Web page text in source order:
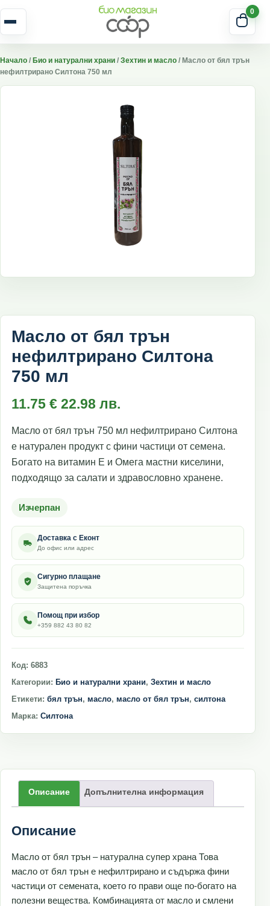
Skip to content 0
Начало / Био и натурални храни / Зехтин и масло / Масло от бял трън
нефилтрирано Силтона 750 мл
Масло от бял трън
нефилтрирано Силтона
750 мл
11.75 € 22.98 лв.
Масло от бял трън 750 мл нефилтрирано Силтона
е натурален продукт с фини частици от семена.
Богато на витамин Е и Омега мастни киселини,
подходящо за салати и здравословно хранене.
Изчерпан
Доставка с Еконт
До офис или адрес
Сигурно плащане
Защитена поръчка
Помощ при избор
+359 882 43 80 82
Код: 6883
Категории: Био и натурални храни, Зехтин и масло
Етикети: бял трън, масло, масло от бял трън, силтона
Марка: Силтона
Описание Допълнителна информация
Описание
Масло от бял трън – натурална супер храна Това
масло от бял трън е нефилтрирано и съдържа фини
частици от семената, което го прави още по-богато на
полезни вещества. Комбинацията от масло и смлени